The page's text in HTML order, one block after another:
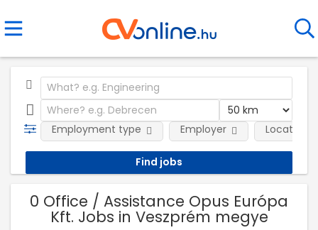
Employment type Employer Location
0 Office / Assistance Opus Európa
Kft. Jobs in Veszprém megye